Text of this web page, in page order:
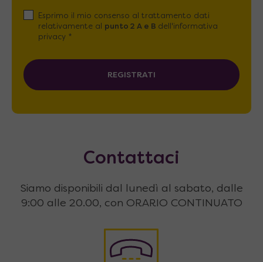
Esprimo il mio consenso al trattamento dati
relativamente al punto 2 A e B dell'informativa
privacy *
REGISTRATI
Contattaci
Siamo disponibili dal lunedì al sabato, dalle
9:00 alle 20.00, con ORARIO CONTINUATO